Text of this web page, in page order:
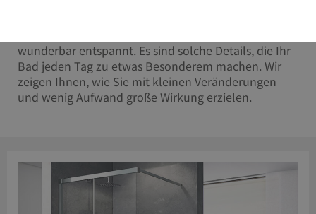
wunderbar entspannt. Es sind solche Details, die Ihr
Bad jeden Tag zu etwas Besonderem machen. Wir
zeigen Ihnen, wie Sie mit kleinen Veränderungen
und wenig Aufwand große Wirkung erzielen.